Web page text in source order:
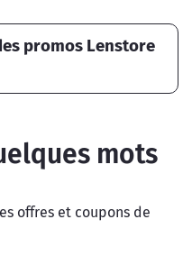
promos Lenstore
mots
offres et coupons de